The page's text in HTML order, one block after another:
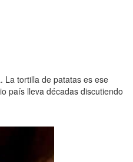
La tortilla de patatas es ese
país lleva décadas discutiendo